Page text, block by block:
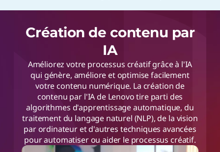
Création de contenu par
IA
Améliorez votre processus créatif grâce à l'IA
qui génère, améliore et optimise facilement
votre contenu numérique. La création de
contenu par l'IA de Lenovo tire parti des
algorithmes d'apprentissage automatique, du
traitement du langage naturel (NLP), de la vision
par ordinateur et d'autres techniques avancées
pour automatiser ou aider le processus créatif.